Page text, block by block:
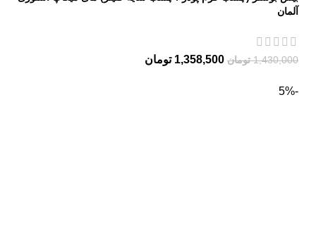
آلمان
1,430,000 تومان 1,358,500 تومان
-5%